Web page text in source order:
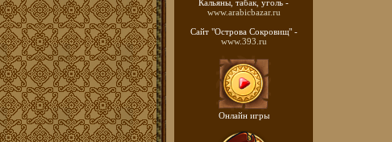
Кальяны, табак, уголь -
www.arabicbazar.ru
Сайт "Острова Сокровищ" -
www.393.ru
Онлайн игры